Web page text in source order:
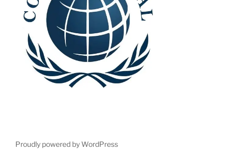
Proudly powered by WordPress